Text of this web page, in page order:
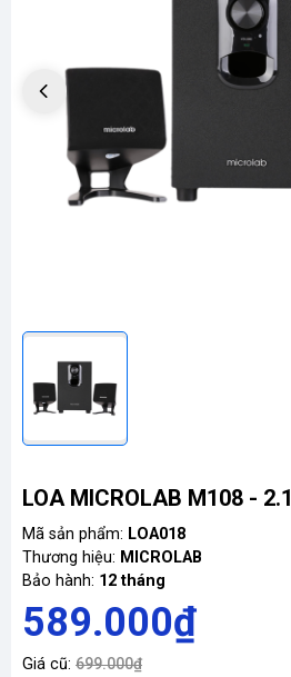
LOA MICROLAB M108 - 2.1
Mã sản phẩm: LOA018
Thương hiệu: MICROLAB
Bảo hành: 12 tháng
589.000₫
Giá cũ: 699.000₫